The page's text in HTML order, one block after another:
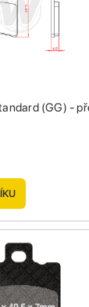
(GG) -